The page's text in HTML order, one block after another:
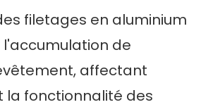
filetages en aluminium
de
affectant
la fonctionnalité des